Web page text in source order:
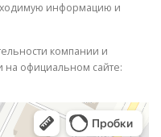
информацию и
компании и
на официальном сайте: